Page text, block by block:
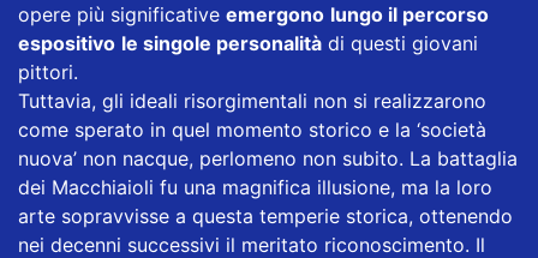
opere più significative emergono lungo il percorso
espositivo le singole personalità di questi giovani
pittori.
Tuttavia, gli ideali risorgimentali non si realizzarono
come sperato in quel momento storico e la ‘società
nuova’ non nacque, perlomeno non subito. La battaglia
dei Macchiaioli fu una magnifica illusione, ma la loro
arte sopravvisse a questa temperie storica, ottenendo
nei decenni successivi il meritato riconoscimento. Il